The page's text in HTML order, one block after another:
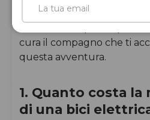
strumento di libertà, che ti
cura il compagno che ti
questa avventura.
1. Quanto costa
di una bici